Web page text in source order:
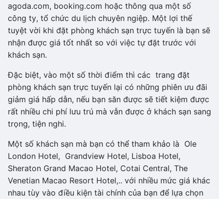
agoda.com, booking.com hoặc thông qua một số
công ty, tổ chức du lịch chuyên ngiệp. Một lợi thế
tuyệt vời khi đặt phòng khách sạn trực tuyến là bạn sẽ
nhận được giá tốt nhất so với việc tự đặt trước với
khách sạn.
Đặc biệt, vào một số thời điểm thì các trang đặt
phòng khách sạn trực tuyến lại có những phiên ưu đãi
giảm giá hấp dẫn, nếu bạn săn được sẽ tiết kiệm được
rất nhiều chi phí lưu trú mà vẫn được ở khách sạn sang
trọng, tiện nghi.
Một số khách sạn mà bạn có thể tham khảo là Ole
London Hotel, Grandview Hotel, Lisboa Hotel,
Sheraton Grand Macao Hotel, Cotai Central, The
Venetian Macao Resort Hotel,.. với nhiều mức giá khác
nhau tùy vào điều kiện tài chính của bạn để lựa chọn